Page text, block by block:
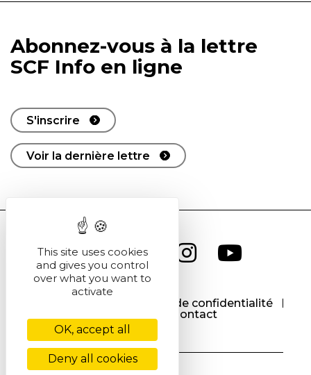
Abonnez-vous à la lettre
SCF Info en ligne
S'inscrire
Voir la dernière lettre
Politique de confidentialité
Contact
This site uses cookies
and gives you control
over what you want to
activate
OK, accept all
Deny all cookies